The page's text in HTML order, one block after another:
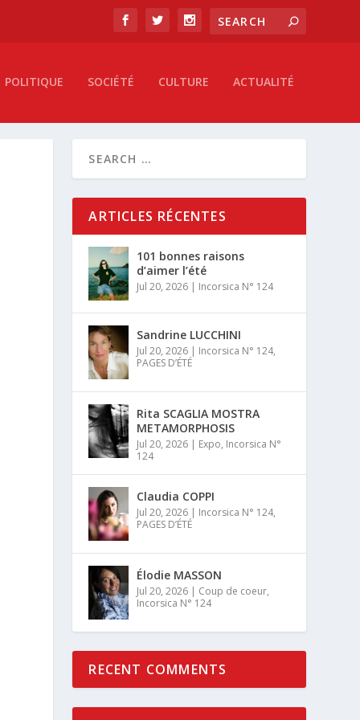
POLITIQUE SOCIÉTÉ CULTURE ACTUALITÉ
ARTICLES RÉCENTES
101 bonnes raisons
d’aimer l’été
Jul 20, 2026 | Incorsica N° 124
Sandrine LUCCHINI
Jul 20, 2026 | Incorsica N° 124,
PAGES D’ÉTÉ
Rita SCAGLIA MOSTRA
METAMORPHOSIS
Jul 20, 2026 | Expo, Incorsica N°
124
Claudia COPPI
Jul 20, 2026 | Incorsica N° 124,
PAGES D’ÉTÉ
Élodie MASSON
Jul 20, 2026 | Coup de coeur,
Incorsica N° 124
RECENT COMMENTS